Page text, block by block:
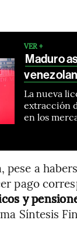
VER +
Maduro
La nueva
extracción
en los
pese a
pago
y
Síntesis